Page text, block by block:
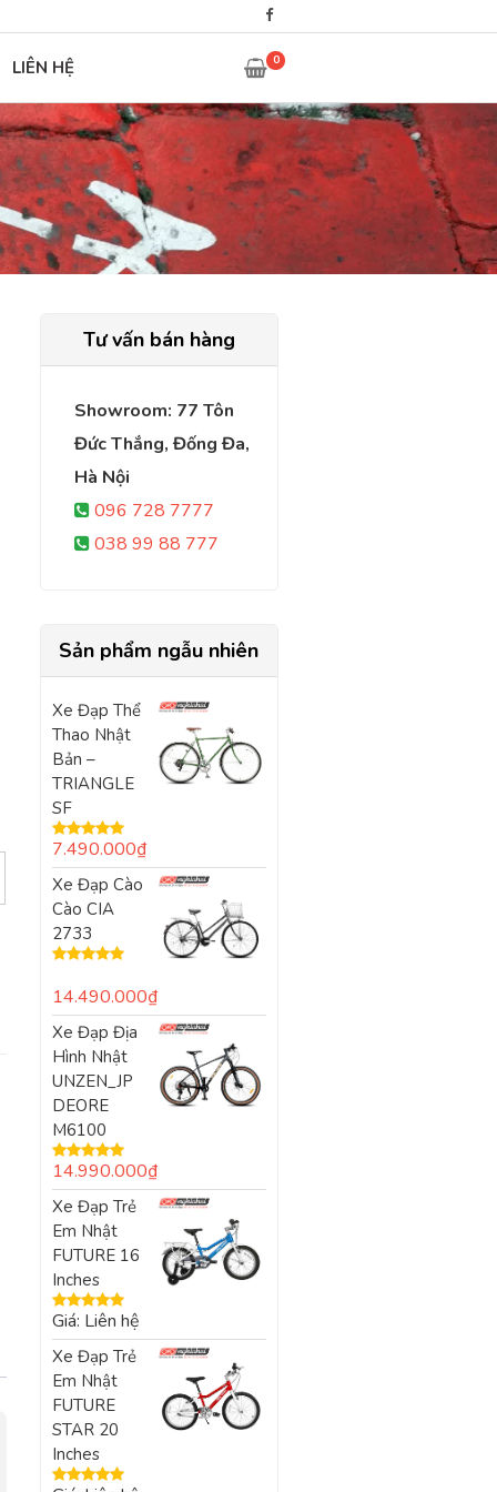
LIÊN HỆ 0
Tư vấn bán hàng
Showroom: 77 Tôn
Đức Thắng, Đống Đa,
Hà Nội
096 728 7777
038 99 88 777
Sản phẩm ngẫu nhiên
Xe Đạp Thể
Thao Nhật
Bản –
TRIANGLE
SF
Được xếp
hạng5.005
sao
7.490.000₫
Xe Đạp Cào
Cào CIA
2733
hạng5.005
14.490.000₫
Xe Đạp Địa
Hình Nhật
UNZEN_JP
DEORE
M6100
Được xếp
hạng5.005
sao
14.990.000₫
Xe Đạp Trẻ
Em Nhật
FUTURE 16
Inches
Được xếp
hạng5.005
sao
Giá: Liên hệ
Xe Đạp Trẻ
Em Nhật
FUTURE
STAR 20
Inches